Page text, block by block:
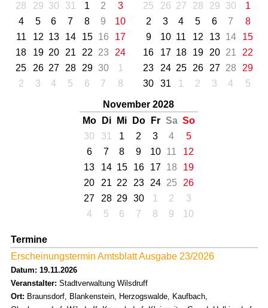
28
29 30 31 1 2
3
4
5 6 7 8 9
10
11
12 13 14 15 16
17
18
19 20 21 22 23
24
25
26 27 28 29 30
1
2
3 4 5 6 7 8
25
26 27 28 29 30
1
2
3 4 5 6 7
8
9
10 11 12 13 14
15
16
17 18 19 20 21
22
23
24 25 26 27 28
29
30
31 1 2 3 4 5
November 2028
Mo
Di Mi Do Fr Sa So
30
31 1 2 3 4
5
6
7 8 9 10 11
12
13
14 15 16 17 18
19
20
21 22 23 24 25
26
27
28 29 30 1 2
3
4
5 6 7 8 9 10
Termine
Erscheinungstermin Amtsblatt Ausgabe 23/2026
Datum: 19.11.2026
Veranstalter: Stadtverwaltung Wilsdruff
Ort: Braunsdorf, Blankenstein, Herzogswalde, Kaufbach,